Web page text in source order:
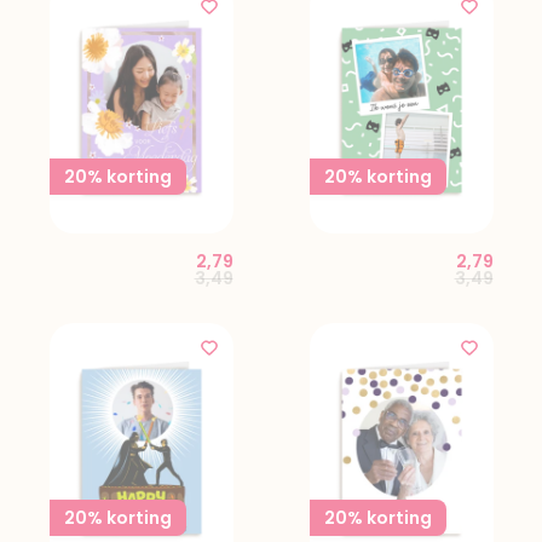
20% korting
Price reduced from
3,49to
2,79
20% korting
Price
3,49to
2,79
20% korting 20% korting